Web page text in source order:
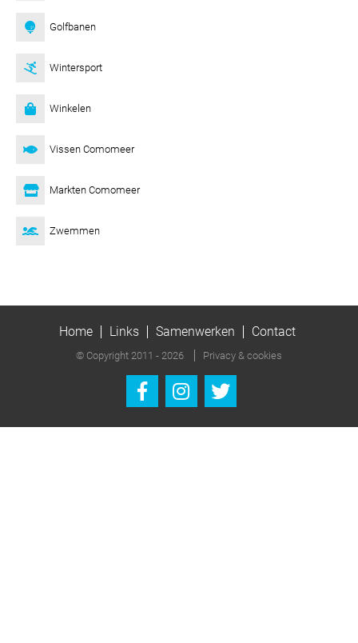
Golfbanen
Wintersport
Winkelen
Vissen Comomeer
Markten Comomeer
Zwemmen
Home Links Samenwerken Contact
© Copyright 2011 - 2026 Privacy & cookies